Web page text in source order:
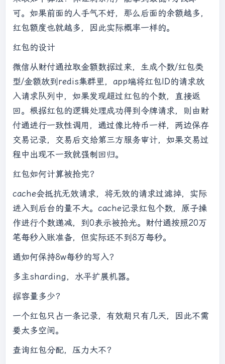
可。如果前面的人手气不好，那么后面的余额越多，
红包额度也就越多，因此实际概率一样的。
红包的设计
微信从财付通拉取金额数据过来，生成个数/红包类
型/金额放到redis集群里，app端将红包ID的请求放
入请求队列中，如果发现超过红包的个数，直接返
回。根据红包的逻辑处理成功得到令牌请求，则由财
付通进行一致性调用，通过像比特币一样，两边保存
交易记录，交易后交给第三方服务审计，如果交易过
程中出现不一致就强制回归。
红包如何计算被抢完？
cache会抵抗无效请求，将无效的请求过滤掉，实际
进入到后台的量不大。cache记录红包个数，原子操
作进行个数递减，到0表示被抢光。财付通按照20万
笔每秒入账准备，但实际还不到8万每秒。
通如何保持8w每秒的写入？
多主sharding，水平扩展机器。
据容量多少？
一个红包只占一条记录，有效期只有几天，因此不需
要太多空间。
查询红包分配，压力大不？